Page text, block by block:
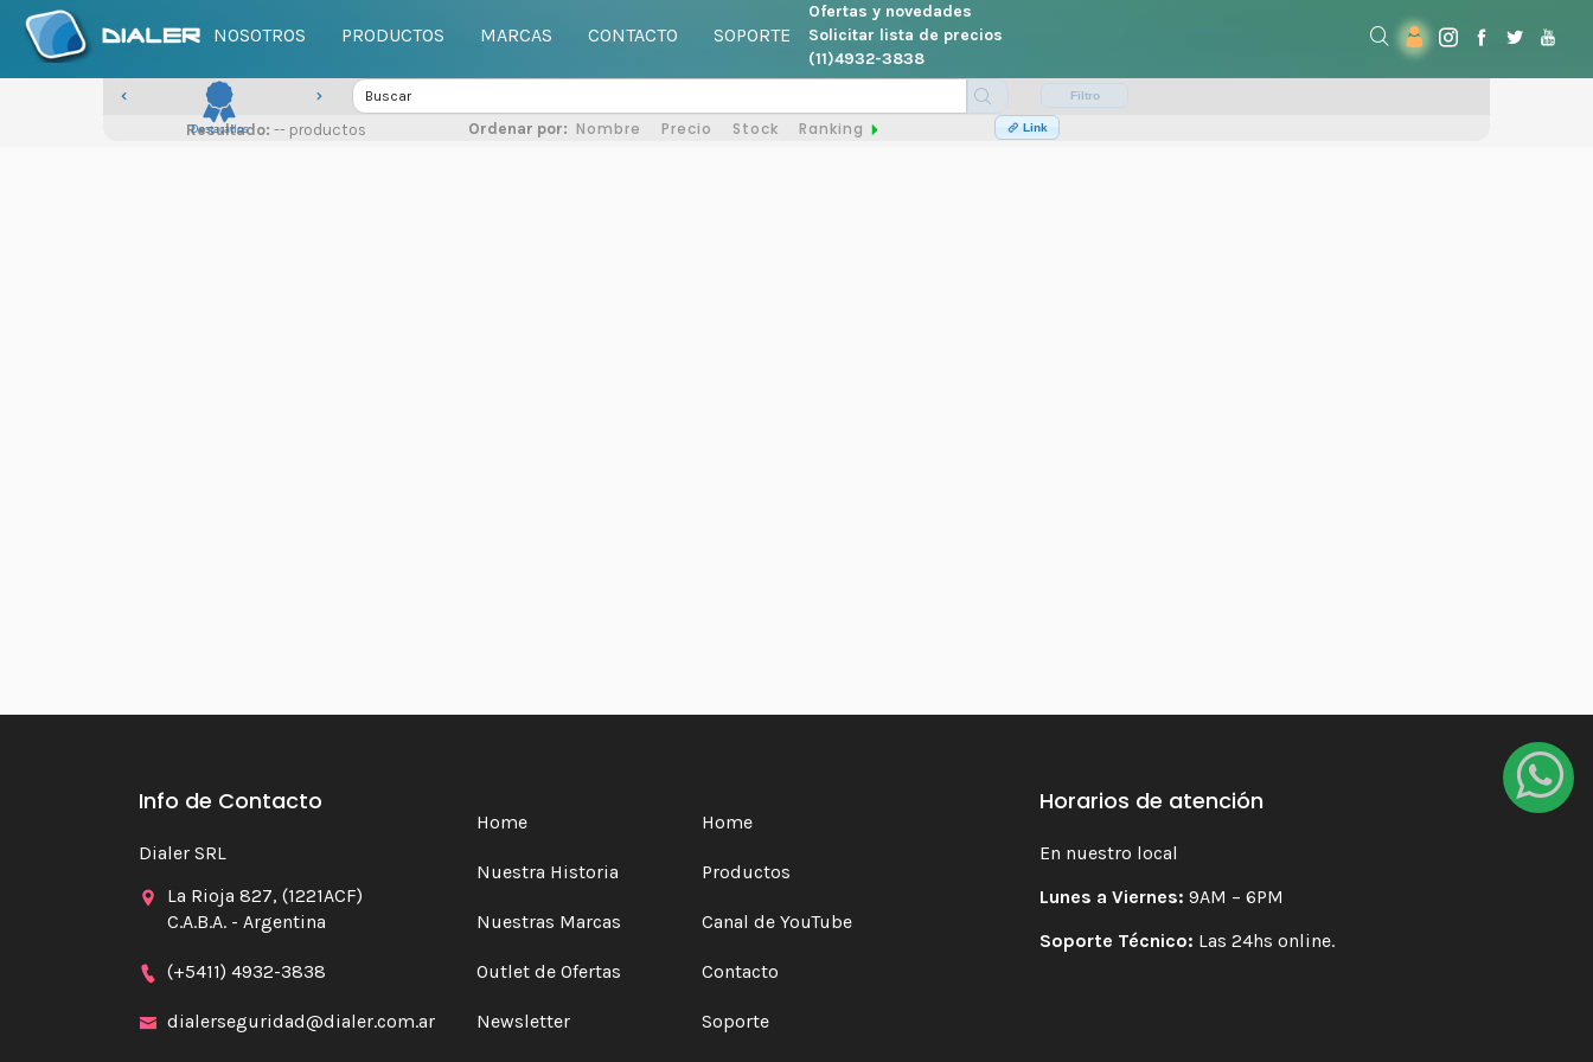
NOSOTROS PRODUCTOS MARCAS CONTACTO SOPORTE
Ofertas y novedades
Solicitar lista de precios
(11)4932-3838
Destacados
Filtro
Resultado:-- productos Ordenar por: Nombre Precio Stock Ranking Link
Info de Contacto
Dialer SRL
La Rioja 827, (1221ACF)
C.A.B.A. - Argentina
(+5411) 4932-3838
dialerseguridad@dialer.com.ar
Home
Nuestra Historia
Nuestras Marcas
Outlet de Ofertas
Newsletter
Home
Productos
Canal de YouTube
Contacto
Soporte
Horarios de atención
En nuestro local
Lunes a Viernes: 9AM – 6PM
Soporte Técnico: Las 24hs online.